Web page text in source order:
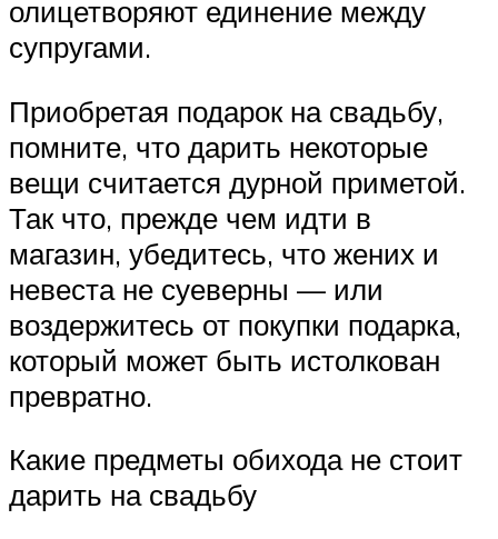
олицетворяют единение между
супругами.
Приобретая подарок на свадьбу,
помните, что дарить некоторые
вещи считается дурной приметой.
Так что, прежде чем идти в
магазин, убедитесь, что жених и
невеста не суеверны — или
воздержитесь от покупки подарка,
который может быть истолкован
превратно.
Какие предметы обихода не стоит
дарить на свадьбу